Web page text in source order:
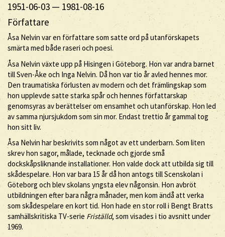
1951-06-03 — 1981-08-16
Författare
Åsa Nelvin var en författare som satte ord på utanförskapets
smärta med både raseri och poesi.
Åsa Nelvin växte upp på Hisingen i Göteborg. Hon var andra barnet
till Sven-Åke och Inga Nelvin. Då hon var tio år avled hennes mor.
Den traumatiska förlusten av modern och det främlingskap som
hon upplevde satte starka spår och hennes författarskap
genomsyras av berättelser om ensamhet och utanförskap. Hon led
av samma njursjukdom som sin mor. Endast trettio år gammal tog
hon sitt liv.
Åsa Nelvin har beskrivits som något av ett underbarn. Som liten
skrev hon sagor, målade, tecknade och gjorde små
dockskåpsliknande installationer. Hon valde dock att utbilda sig till
skådespelare. Hon var bara 15 år då hon antogs till Scenskolan i
Göteborg och blev skolans yngsta elev någonsin. Hon avbröt
utbildningen efter bara några månader, men kom ändå att verka
som skådespelare en kort tid. Hon hade en stor roll i Bengt Bratts
samhällskritiska TV-serie Friställd, som visades i tio avsnitt under
1969.